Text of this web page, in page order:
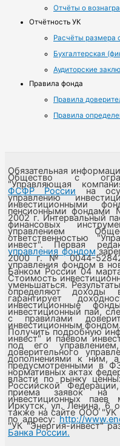
Отчёты о
Отчётность УК
Расчёты размера
Бухгалтерская
Аудиторские
Правила фонда
Правила
Правила
Обязательная
Общество с
"Управляющая
ФСФР России на
управлению
инвестиционными
пенсионными
2002 г. Интервальный
финансовых
управлением
ответственностью
инвест". Первая
управления фондом
2000 г. № 0044-
управления фондом в
Банком России 04
Стоимость
уменьшаться.
определяют доходы
гарантирует
инвестиционные
инвестиционный пай,
с правилами
инвестиционным фондом.
Получить подробную
инвест" и паевом
под его
доверительного
дополнениями к ним,
предусмотренными в
нормативных актах
власти по рынку
Российской
приема заявок на
инвестиционных
Иркутск, ул. Ленина, 6
также на сайте ООО "УК
по адресу:http://
"УК "Энергия-инвест"
Банка России.